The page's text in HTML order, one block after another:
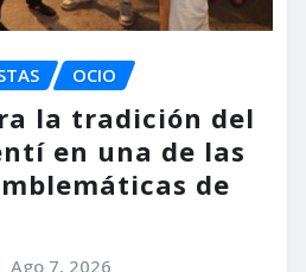
OCIO
la tradición del
en una de las
de
Ago 7, 2026